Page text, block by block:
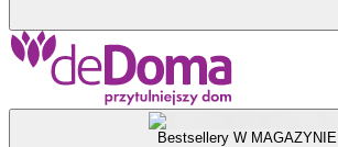
Bestsellery W MAGAZYNIE